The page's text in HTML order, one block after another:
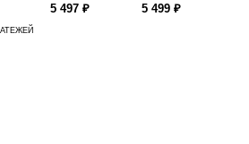
5 497 ₽ 5 499 ₽